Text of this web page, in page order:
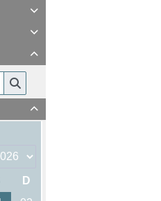



